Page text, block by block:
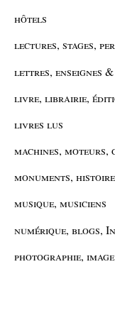
hôtels
lectures, stages,
lettres, enseignes
livre, librairie,
livres lus
machines, moteurs,
monuments,
musique, musiciens
numérique, blogs,
photographie,